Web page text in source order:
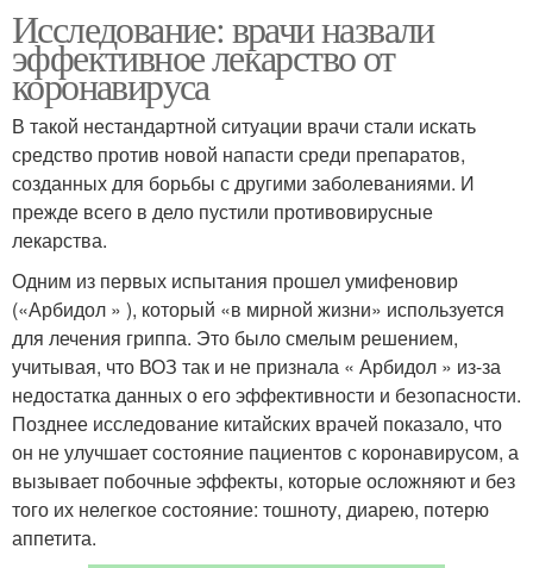
Исследование: врачи назвали
эффективное лекарство от
коронавируса
В такой нестандартной ситуации врачи стали искать
средство против новой напасти среди препаратов,
созданных для борьбы с другими заболеваниями. И
прежде всего в дело пустили противовирусные
лекарства.
Одним из первых испытания прошел умифеновир
(«Арбидол » ), который «в мирной жизни» используется
для лечения гриппа. Это было смелым решением,
учитывая, что ВОЗ так и не признала « Арбидол » из-за
недостатка данных о его эффективности и безопасности.
Позднее исследование китайских врачей показало, что
он не улучшает состояние пациентов с коронавирусом, а
вызывает побочные эффекты, которые осложняют и без
того их нелегкое состояние: тошноту, диарею, потерю
аппетита.